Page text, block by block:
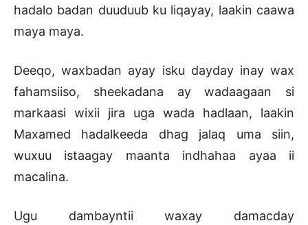
hadalo badan duuduub ku liqayay, laakin caawa
maya maya.
Deeqo, waxbadan ayay isku dayday inay wax
fahamsiiso, sheekadana ay wadaagaan si
markaasi wixii jira uga wada hadlaan, laakin
Maxamed hadalkeeda dhag jalaq uma siin,
wuxuu istaagay maanta indhahaa ayaa ii
macalina.
Ugu dambayntii waxay damacday